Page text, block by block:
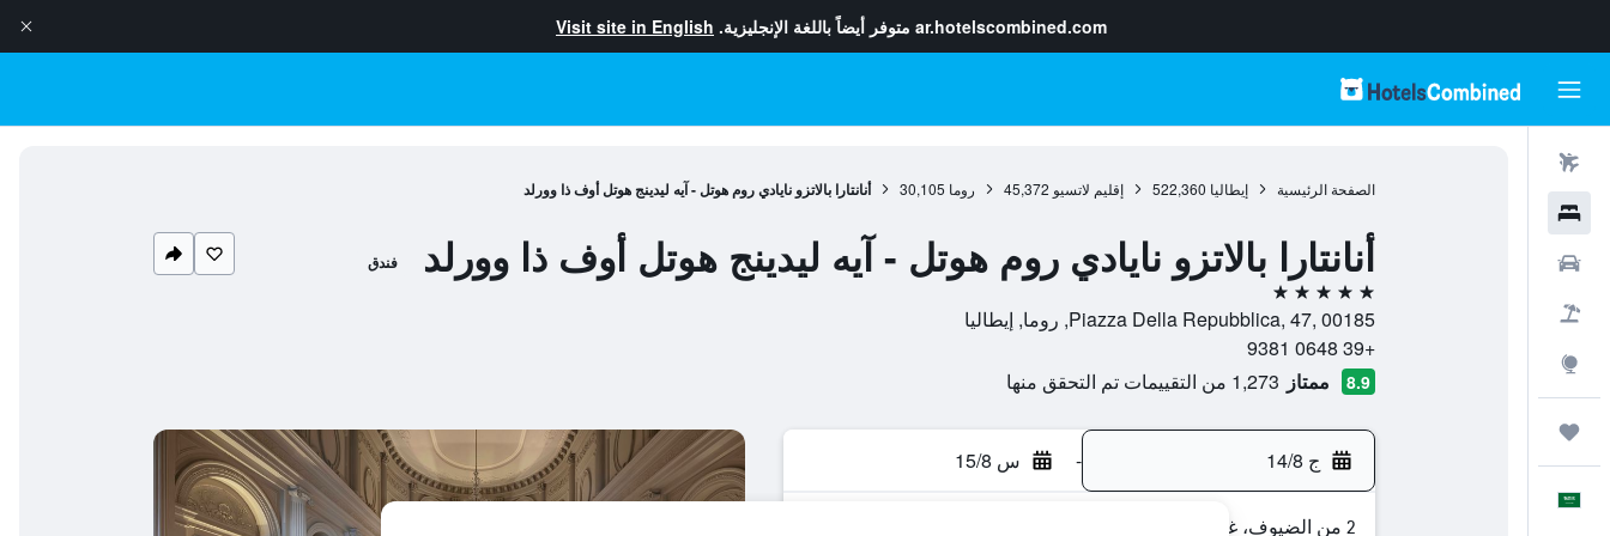
ar.hotelscombined.com متوفر أيضاً باللغة الإنجليزية. Visit site in English
الصفحة الرئيسية إيطاليا 522,360 إقليم لاتسيو 45,372 روما 30,105 أنانتارا بالاتزو نايادي روم هوتل - آيه ليدينج هوتل أوف ذا وورلد
أنانتارا بالاتزو نايادي روم هوتل - آيه ليدينج هوتل أوف ذا وورلد فندق
5 نجوم
Piazza Della Repubblica, 47, 00185, روما, إيطاليا
+39 0648 9381
8.9 ممتاز 1,273 من التقييمات تم التحقق منها
ج 14/8 - س 15/8
2 من الضيوف، غرفة واحدة